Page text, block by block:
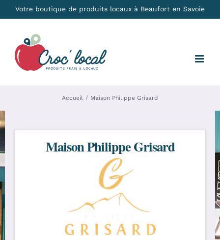
Passer
au
Votre boutique de produits locaux à Beaufort en Savoie
Accueil Maison Philippe Grisard
Maison Philippe Grisard